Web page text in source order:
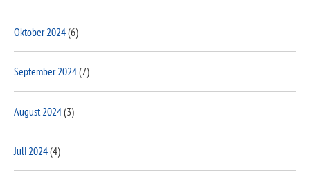
Oktober 2024(6)
September 2024(7)
August 2024(3)
Juli 2024(4)